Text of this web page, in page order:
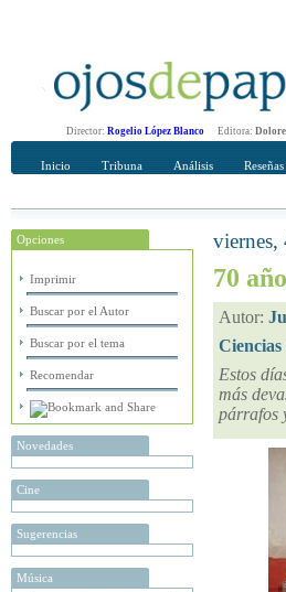
Director: Rogelio López Blanco Editora:
Inicio Tribuna Análisis
Opciones
Imprimir
Buscar por el Autor
Buscar por el tema
Recomendar
Novedades
Cine
Sugerencias
Música
Recomendar
viernes,
70
Autor:
Estos
más
párrafos